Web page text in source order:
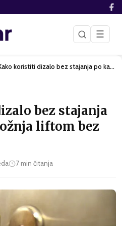
☰
Kako koristiti dizalo bez stajanja po katovima | Vožnja lift…
bez stajanja
liftom bez
7min čitanja